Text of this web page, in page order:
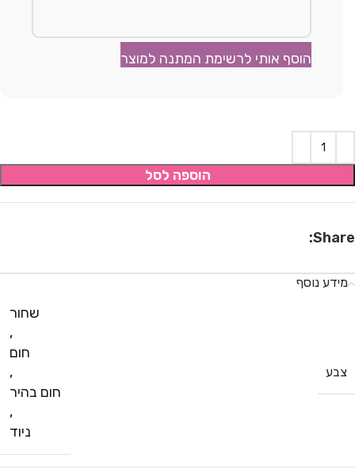
הוסף אותי לרשימת המתנה למוצר
הוספה לסל
Share:
מידע נוסף
צבע
שחור
,
חום
,
חום בהיר
,
ניוד